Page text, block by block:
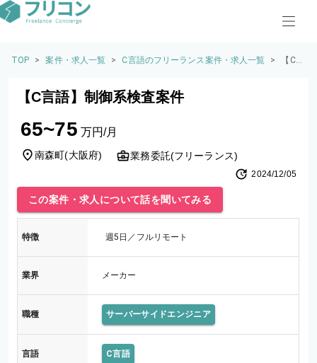
TOP > 案件・求人一覧 > C言語のフリーランス案件・求人一覧 >
【C
【C言語】制御系検査案件
65~75 万円/月
南森町(大阪府) 業務委託(フリーランス)
2024/12/05
この案件・求人について話を聞いてみる
特徴 週5日／フルリモート
業界 メーカー
職種 サーバーサイドエンジニア
言語 C言語